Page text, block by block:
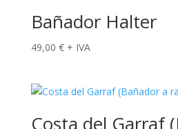
Bañador Halter
49,00 € + IVA
Costa del Garraf